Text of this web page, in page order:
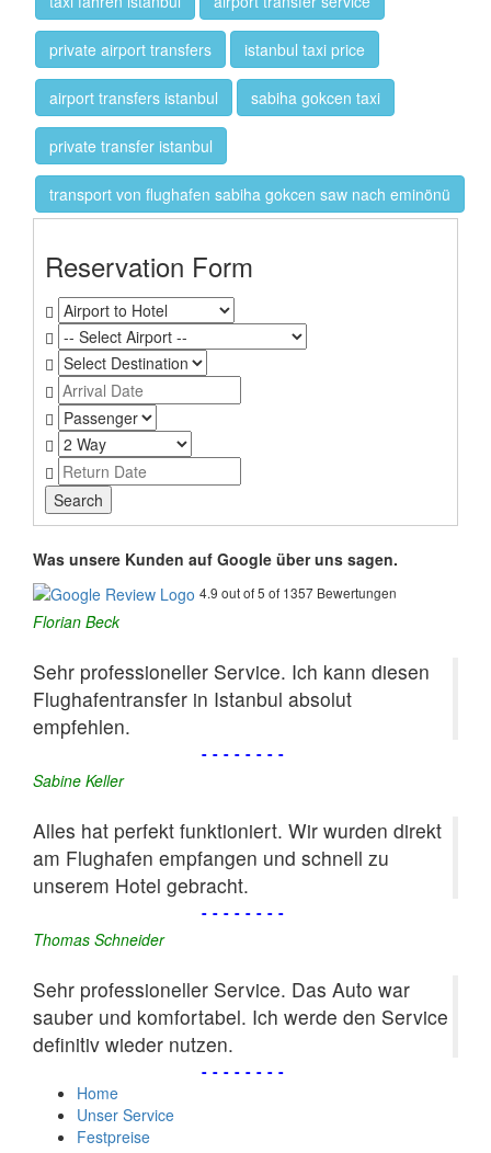
private airport transfers istanbul taxi price
airport transfers istanbul sabiha gokcen taxi
private transfer istanbul
transport von flughafen sabiha gokcen saw nach eminönü
Reservation Form
Was unsere Kunden auf Google über uns sagen.
4.9 out of 5 of 1357 Bewertungen
Florian Beck
Sehr professioneller Service. Ich kann diesen
Flughafentransfer in Istanbul absolut
empfehlen.
--------
Sabine Keller
Alles hat perfekt funktioniert. Wir wurden direkt
am Flughafen empfangen und schnell zu
unserem Hotel gebracht.
--------
Thomas Schneider
Sehr professioneller Service. Das Auto war
sauber und komfortabel. Ich werde den Service
definitiv wieder nutzen.
--------
Home
Unser Service
Festpreise